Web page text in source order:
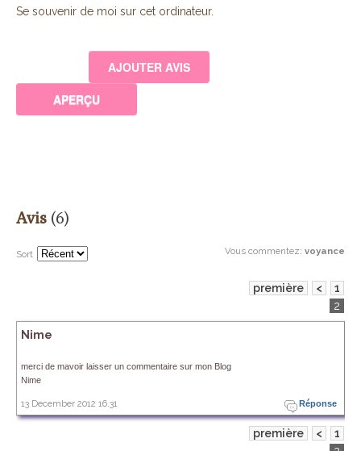
Se souvenir de moi sur cet ordinateur.
Avis (6)
Vous commentez: voyance
Sort
première <
1
2
Nime
merci de mavoir laisser un commentaire sur mon Blog
Nime
Réponse
13 December 2012 16.31
première <
1